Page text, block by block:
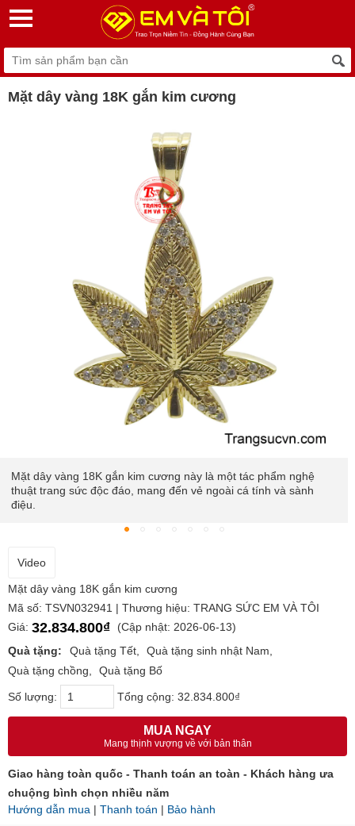
Mặt dây vàng 18K gắn kim cương
vàng 18K gắn kim cương này là một tác phẩm nghệ
sức độc đáo, mang đến vẻ ngoài cá tính và sành
Với
chuyền
Video
Mặt dây vàng 18K gắn kim cương
Mã số: TSVN032941 | Thương hiệu: TRANG SỨC EM VÀ TÔI
Giá: 32.834.800₫
(Cập nhật: 2026-06-13)
Quà tặng:
Quà tặng Tết
Quà tặng sinh nhật Nam
Quà tặng chồng
Quà tặng Bố
Số lượng: Tổng cộng: 32.834.800₫
MUA NGAY
Mang thịnh vượng về với bản thân
Giao hàng toàn quốc - Thanh toán an toàn - Khách hàng ưa
chuộng bình chọn nhiều năm
Hướng dẫn mua | Thanh toán | Bảo hành